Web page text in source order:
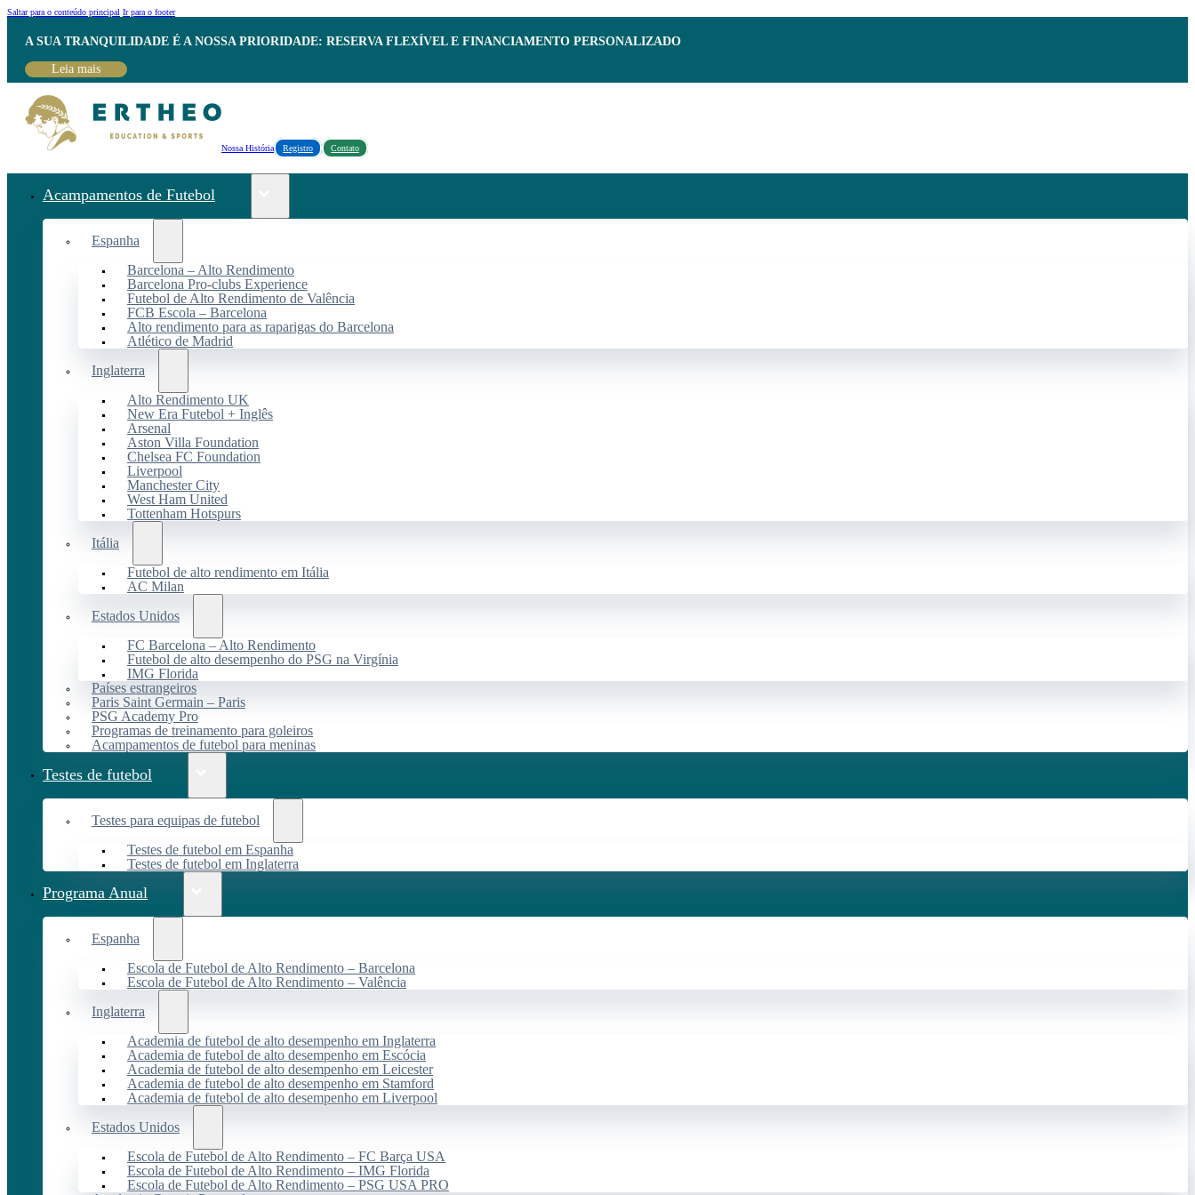
Saltar para o conteúdo principal Ir para o footer
A SUA TRANQUILIDADE É A NOSSA PRIORIDADE: RESERVA FLEXÍVEL E FINANCIAMENTO PERSONALIZADO
Leia mais
Nossa História Registro Contato
Acampamentos de Futebol
Espanha
Barcelona – Alto Rendimento
Barcelona Pro-clubs Experience
Futebol de Alto Rendimento de Valência
FCB Escola – Barcelona
Alto rendimento para as raparigas do Barcelona
Atlético de Madrid
Inglaterra
Alto Rendimento UK
New Era Futebol + Inglês
Arsenal
Aston Villa Foundation
Chelsea FC Foundation
Liverpool
Manchester City
West Ham United
Tottenham Hotspurs
Itália
Futebol de alto rendimento em Itália
AC Milan
Estados Unidos
FC Barcelona – Alto Rendimento
Futebol de alto desempenho do PSG na Virgínia
IMG Florida
Países estrangeiros
Paris Saint Germain – Paris
PSG Academy Pro
Programas de treinamento para goleiros
Acampamentos de futebol para meninas
Testes de futebol
Testes para equipas de futebol
Testes de futebol em Espanha
Testes de futebol em Inglaterra
Programa Anual
Espanha
Escola de Futebol de Alto Rendimento – Barcelona
Escola de Futebol de Alto Rendimento – Valência
Inglaterra
Academia de futebol de alto desempenho em Inglaterra
Academia de futebol de alto desempenho em Escócia
Academia de futebol de alto desempenho em Leicester
Academia de futebol de alto desempenho em Stamford
Academia de futebol de alto desempenho em Liverpool
Estados Unidos
Escola de Futebol de Alto Rendimento – FC Barça USA
Escola de Futebol de Alto Rendimento – IMG Florida
Escola de Futebol de Alto Rendimento – PSG USA PRO